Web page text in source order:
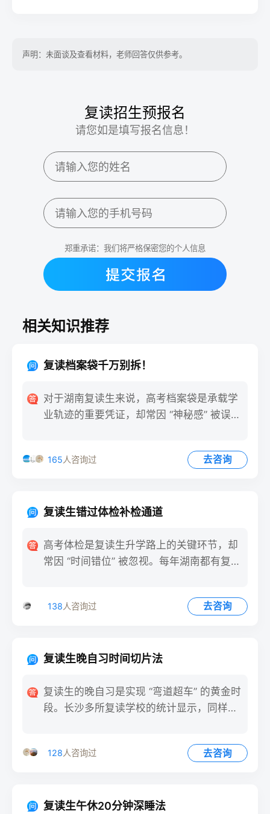
声明：未面谈及查看材料，老师回答仅供参考。
复读招生预报名
请您如是填写报名信息！
郑重承诺：我们将严格保密您的个人信息
相关知识推荐
复读档案袋千万别拆！
对于湖南复读生来说，高考档案袋是承载学
业轨迹的重要凭证，却常因 “神秘感” 被误操
165人咨询过 去咨询
复读生错过体检补检通道
高考体检是复读生升学路上的关键环节，却
常因 “时间错位” 被忽视。每年湖南都有复读
138人咨询过 去咨询
复读生晚自习时间切片法
复读生的晚自习是实现 “弯道超车” 的黄金时
段。长沙多所复读学校的统计显示，同样是
128人咨询过 去咨询
复读生午休20分钟深睡法